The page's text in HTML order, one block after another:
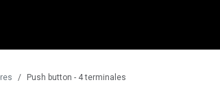
Push button - 4 terminales